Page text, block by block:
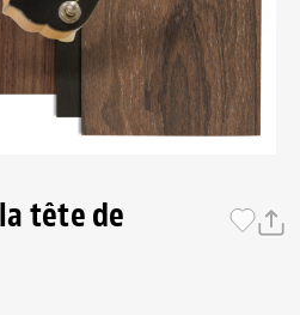
tête de